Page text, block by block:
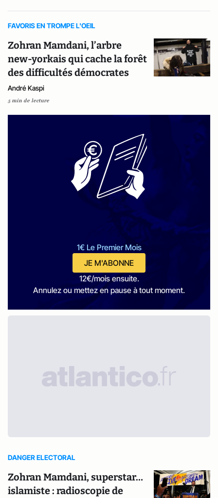
FAVORIS EN TROMPE L'OEIL
Zohran Mamdani, l’arbre
new-yorkais qui cache la forêt
des difficultés démocrates
André Kaspi
5 min de lecture
1€ Le Premier Mois
JE M'ABONNE
12€/mois ensuite.
Annulez ou mettez en pause à tout moment.
DANGER ELECTORAL
Zohran Mamdani, superstar…
islamiste : radioscopie de